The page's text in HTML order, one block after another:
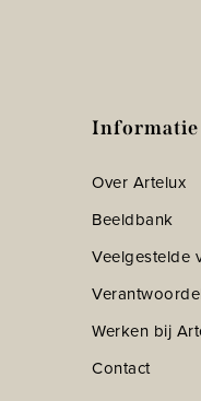
Informatie
Over Artelux
Beeldbank
Veelgestelde
Werken bij
Contact